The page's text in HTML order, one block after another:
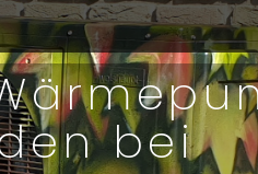
bei